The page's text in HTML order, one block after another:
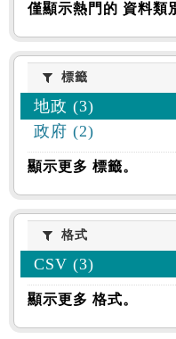
僅顯示熱門的 資料類
標籤標籤
地政 (3)
政府 (2)
顯示更多 標籤。
格式格式
CSV (3)
顯示更多 格式。